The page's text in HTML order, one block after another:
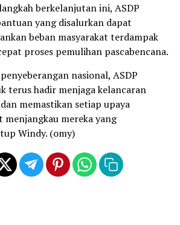
berkelanjutan ini, ASDP
yang disalurkan dapat
beban masyarakat terdampak
proses pemulihan pascabencana.
nasional, ASDP
terus hadir menjaga kelancaran
memastikan setiap upaya
menjangkau mereka yang
Windy. (omy)